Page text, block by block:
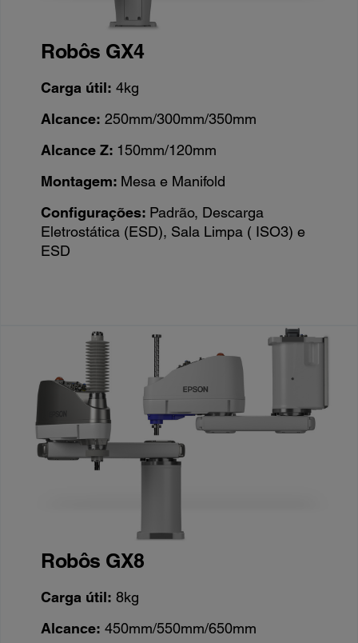
Robôs GX4
Carga útil: 4kg
Alcance: 250mm/300mm/350mm
Alcance Z: 150mm/120mm
Montagem: Mesa e Manifold
Configurações: Padrão, Descarga
Eletrostática (ESD), Sala Limpa ( ISO3) e
ESD
Robôs GX8
Carga útil: 8kg
Alcance: 450mm/550mm/650mm